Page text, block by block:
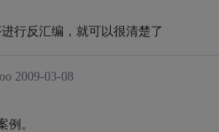
行反汇编，就可以很清楚了
2009-03-08
例。